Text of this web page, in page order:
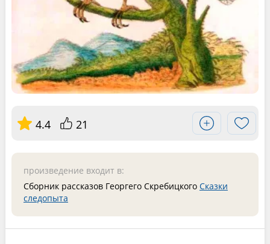
4.4 21
произведение входит в:
Сборник рассказов Георгего Скребицкого Сказки
следопыта